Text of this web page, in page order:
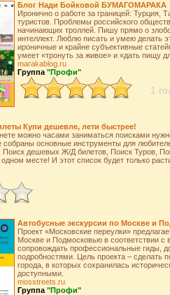
Блог Нади Бойковой БУМАГОМАРАКА
Иронично о работе за границей: Турция,
туристов. Проблемы российского
начинающих троллей. Пишу прямо о
интеллект. Люблю писать и умею делать
ироничные и крайне субъективные
умеет «тронуть за живое» и «дать пищу
marakablog.ru
Группа "Профи"
1
Купи дешевле, лети быстрее!
можно часами заниматься поисками
собраны основные инструменты для
Поиск дешевых Ж/Д билетов, Поиск Туров,
месте! И этот список будет только
Автобусные экскурсии по Москве и
Проект «Московские переулки»
Москве и Подмосковью в соответствии
сопровождать профессиональные гиды,
подробностями. Цель проекта – сделать
города, в которых сохранилась
доступными.
mosstreets.ru
Группа "Профи"